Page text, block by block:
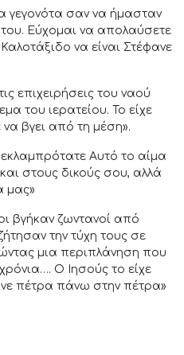
γεγονότα σαν να ήμασταν
Εύχομαι να απολαύσετε
να είναι Στέφανε
επιχειρήσεις του ναού
του ιερατείου. Το είχε
βγει από τη μέση».
Αυτό το αίμα
στους δικούς σου, αλλά
μας»
βγήκαν ζωντανοί από
την τύχη τους σε
μια περιπλάνηση που
Ο Ιησούς το είχε
πέτρα πάνω στην πέτρα»